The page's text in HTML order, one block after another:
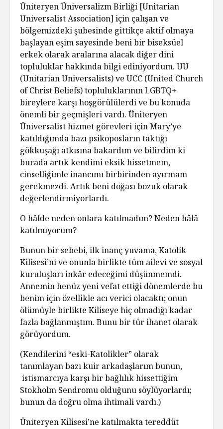
Üniteryen Üniversalizm Birliği [Unitarian
Universalist Association] için çalışan ve
bölgemizdeki şubesinde gittikçe aktif olmaya
başlayan eşim sayesinde beni bir biseksüel
erkek olarak aralarına alacak diğer dini
topluluklar hakkında bilgi ediniyordum. UU
(Unitarian Universalists) ve UCC (United Church
of Christ Beliefs) topluluklarının LGBTQ+
bireylere karşı hoşgörülülerdi ve bu konuda
önemli bir geçmişleri vardı. Üniteryen
Üniversalist hizmet görevleri için Mary’ye
katıldığımda bazı psikoposların taktığı
gökkuşağı atkısına bakardım ve bilirdim ki
burada artık kendimi eksik hissetmem,
cinselliğimle inancımı birbirinden ayırmam
gerekmezdi. Artık beni doğası bozuk olarak
değerlendirmiyorlardı.
O hâlde neden onlara katılmadım? Neden hâlâ
katılmıyorum?
Bunun bir sebebi, ilk inanç yuvama, Katolik
Kilisesi’ni ve onunla birlikte tüm ailevi ve sosyal
kuruluşları inkâr edeceğimi düşünmemdi.
Annemin henüz yeni vefat ettiği dönemlerde bu
benim için özellikle acı verici olacaktı; onun
ölümüyle birlikte Kiliseye hiç olmadığı kadar
fazla bağlanmıştım. Bunu bir tür ihanet olarak
görüyordum.
(Kendilerini “eski-Katolikler” olarak
tanımlayan bazı kuir arkadaşlarım bunun,
istismarcıya karşı bir bağlılık hissettiğim
Stokholm Sendromu olduğunu söylüyorlardı;
bunun da doğru olma ihtimali vardı.)
Üniteryen Kilisesi’ne katılmakta tereddüt